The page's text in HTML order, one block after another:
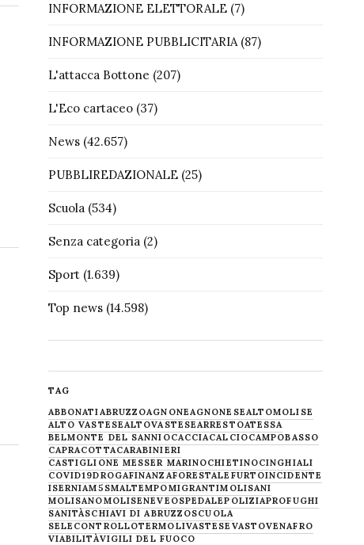
INFORMAZIONE ELETTORALE(7)
INFORMAZIONE PUBBLICITARIA(87)
L'attacca Bottone (207)
L'Eco cartaceo(37)
News(42.657)
PUBBLIREDAZIONALE(25)
Scuola(534)
Senza categoria(2)
Sport(1.639)
Top news(14.598)
TAG
ABBONATIABRUZZOAGNONEAGNONESEALTOMOLISE
ALTO VASTESEALTOVASTESEARRESTOATESSA
BELMONTE DEL SANNIOCACCIACALCIOCAMPOBASSO
CAPRACOTTACARABINIERI
CASTIGLIONE MESSER MARINOCHIETINOCINGHIALI
COVID19DROGAFINANZAFORESTALE FURTOINCIDENTE
ISERNIAM5SMALTEMPOMIGRANTIMOLISANI
MOLISANOMOLISENEVE OSPEDALEPOLIZIAPROFUGHI
SANITÀSCHIAVI DI ABRUZZOSCUOLA
SELECONTROLLOTERMOLIVASTESE VASTOVENAFRO
VIABILITÀVIGILI DEL FUOCO